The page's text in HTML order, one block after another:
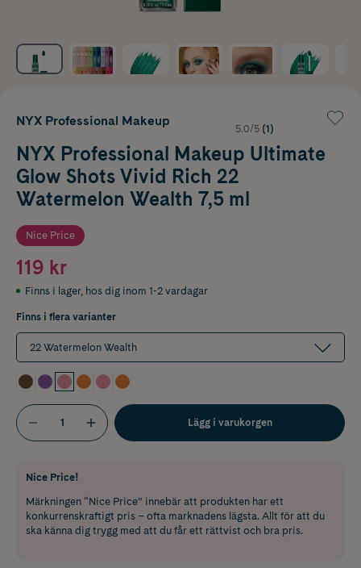
NYX Professional Makeup
5.0/5 (1)
NYX Professional Makeup Ultimate
Glow Shots Vivid Rich 22
Watermelon Wealth 7,5 ml
Nice Price
119 kr
Finns i lager, hos dig inom 1-2 vardagar
Finns i flera varianter
22 Watermelon Wealth
Lägg i varukorgen
Nice Price!
Märkningen “Nice Price” innebär att produkten har ett
konkurrenskraftigt pris – ofta marknadens lägsta. Allt för att du
ska känna dig trygg med att du får ett rättvist och bra pris.